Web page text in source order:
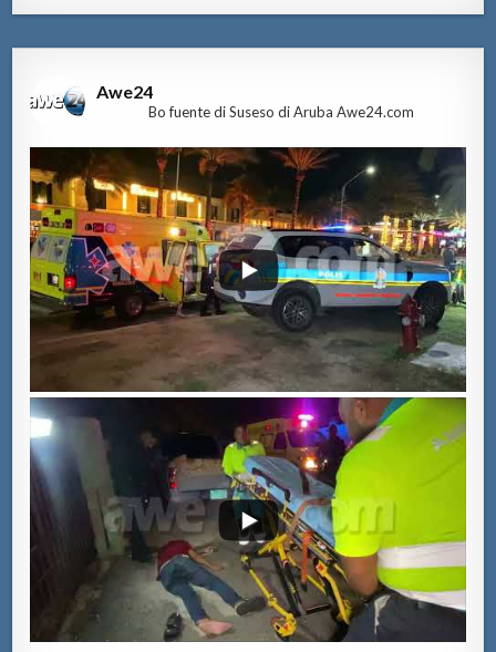
Awe24
Bo fuente di Suseso di Aruba Awe24.com